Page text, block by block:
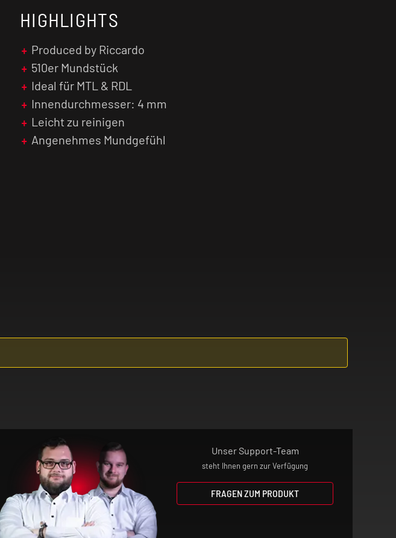
HIGHLIGHTS
Produced by Riccardo
510er Mundstück
Ideal für MTL & RDL
Innendurchmesser: 4 mm
Leicht zu reinigen
Angenehmes Mundgefühl
Unser Support-Team
steht Ihnen gern zur Verfügung
FRAGEN ZUM PRODUKT